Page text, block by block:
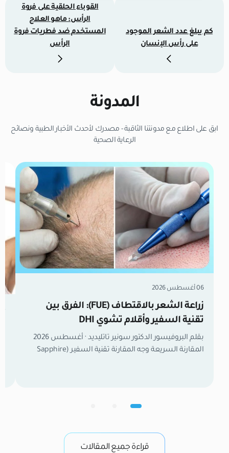
كم يبلغ عدد الشعر الموجود
على رأس الإنسان
القوباء الحلقية على فروة
الرأس: ماهو العلاج
المستخدم ضد فطريات فروة
الرأس
المدونة
ابق على اطلاع مع مدونتنا الثاقبة - مصدرك لأحدث الأخبار الطبية ونصائح
الرعاية الصحية
06 أغسطس 2026
زراعة الشعر بالاقتطاف (FUE): الفرق بين
تقنية السفير وأقلام تشوي DHI
بقلم البروفيسور الدكتور سونير تاتليديد · أغسطس 2026
المقارنة السريعة وجه المقارنة تقنية السفير (Sapphire
قراءة جميع المقالات